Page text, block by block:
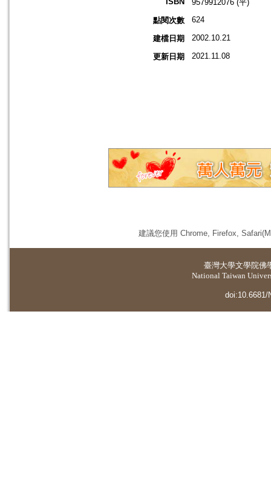
9579912076 (平)
點閱次數
624
建檔日期 2002.10.21
更新日期 2021.11.08
建議您使用 Chrome, Firefox,
臺灣大學文學院佛
National Taiwan
doi:10.6681/